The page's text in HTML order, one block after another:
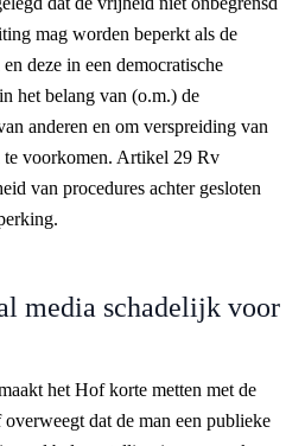
mag worden beperkt als de
deze in een democratische
het belang van (o.m.) de
anderen en om verspreiding van
voorkomen. Artikel 29 Rv
van procedures achter gesloten
media schadelijk voor
het Hof korte metten met de
dat de man een publieke